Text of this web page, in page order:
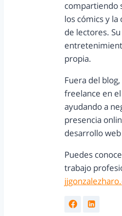
compartiendo
los cómics y
de lectores.
propia.
Fuera del
freelance en
ayudando a
presencia
desarrollo
Puedes
trabajo